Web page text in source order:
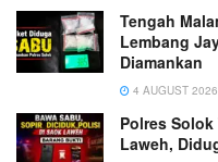
Tengah
Lembang
Diamankan
4 AUGUST 2026
Polres
Laweh,